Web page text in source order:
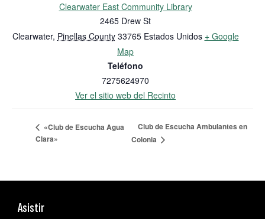
Clearwater East Community Library
2465 Drew St
Clearwater, Pinellas County 33765 Estados Unidos + Google
Map
Teléfono
7275624970
Ver el sitio web del Recinto
«Club de Escucha Agua
Clara»
Club de Escucha Ambulantes en
Colonia
Asistir